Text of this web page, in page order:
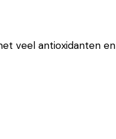
veel antioxidanten en